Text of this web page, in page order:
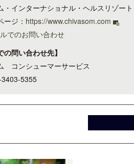
・インターナショナル・ヘルスリゾート
ージ： https://www.chivasom.com
でのお問い合わせ
の問い合わせ先】
コンシューマーサービス
5355